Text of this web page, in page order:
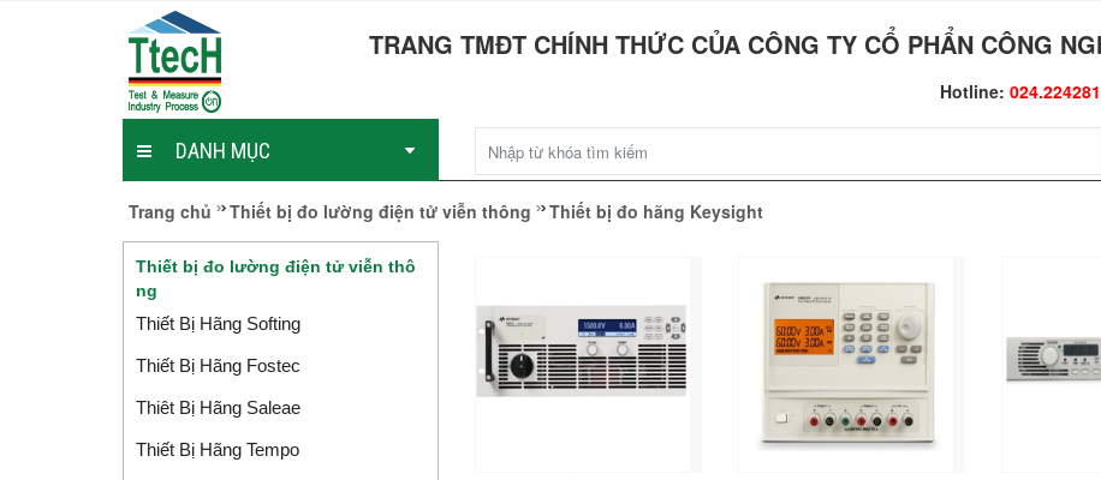
TRANG TMĐT CHÍNH THỨC CỦA CÔNG TY CỔ PHẨN CÔNG
Hotline:
DANH MỤC
Trang chủ Thiết bị đo lường điện tử viễn thông Thiết bị đo hãng Keysight
Thiết bị đo lường điện tử viễn thô
ng
Thiết Bị Hãng Softing
Thiết Bị Hãng Fostec
Thiêt Bị Hãng Saleae
Thiết Bị Hãng Tempo